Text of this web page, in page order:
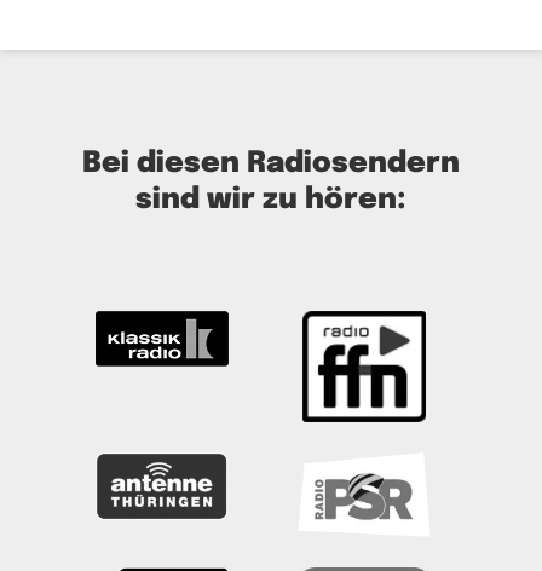
Bei diesen Radiosendern
sind wir zu hören: